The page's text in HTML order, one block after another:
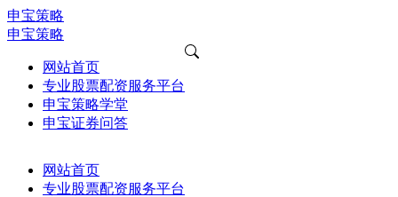
申宝策略
申宝策略
网站首页
专业股票配资服务平台
申宝策略学堂
申宝证券问答
网站首页
专业股票配资服务平台